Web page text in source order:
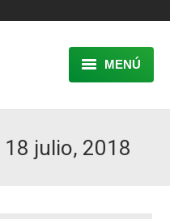
MENÚ
18 julio, 2018